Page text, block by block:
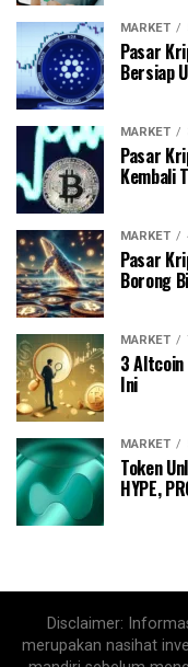
MARKET
Pasar
Bersiap
MARKET
Pasar
Kembali
MARKET
Pasar
Borong
MARKET
3 Altcoin
Ini
MARKET
Token
HYPE,
Disclaimer:
merupakan nasihat